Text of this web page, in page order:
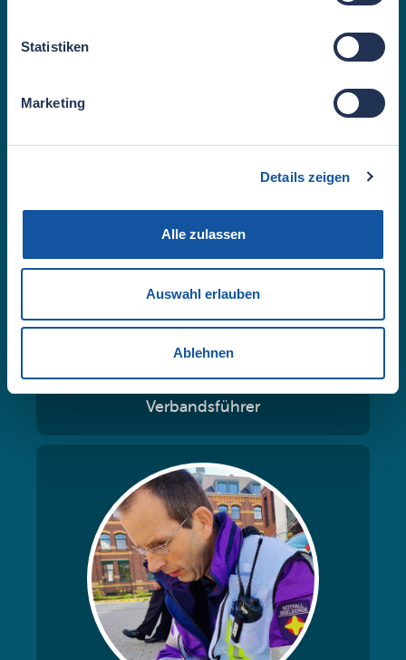
Statistiken
Marketing
Details zeigen
Alle zulassen
Auswahl erlauben
Ablehnen
Sven Skibbe
Notfallsanitäter, Arbeitsmedizinischer
Assistent, Organisatorischer Leiter /
Medizinische
Dekontaminationsfachkraft,
Verbandsführer